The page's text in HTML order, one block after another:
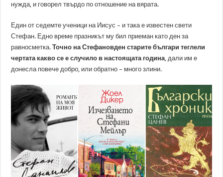
нужда, и говорел твърдо по отношение на вярата.
Един от седемте ученици на Иисус – и така е известен свети
Стефан. Едно време празникът му бил приеман като ден за
равносметка.Точно на Стефановден старите българи теглели
чертата какво се е случило в настоящата година , дали им е
донесла повече добро, или обратно – много злини.